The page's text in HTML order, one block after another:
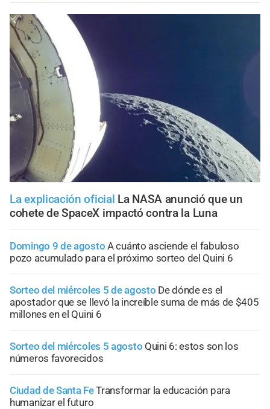
La explicación oficial La NASA anunció que un
cohete de SpaceX impactó contra la Luna
Domingo 9 de agosto A cuánto asciende el fabuloso
pozo acumulado para el próximo sorteo del Quini 6
Sorteo del miércoles 5 de agosto De dónde es el
apostador que se llevó la increíble suma de más de $405
millones en el Quini 6
Sorteo del miércoles 5 agosto Quini 6: estos son los
números favorecidos
Ciudad de Santa FeTransformar la educación para
humanizar el futuro